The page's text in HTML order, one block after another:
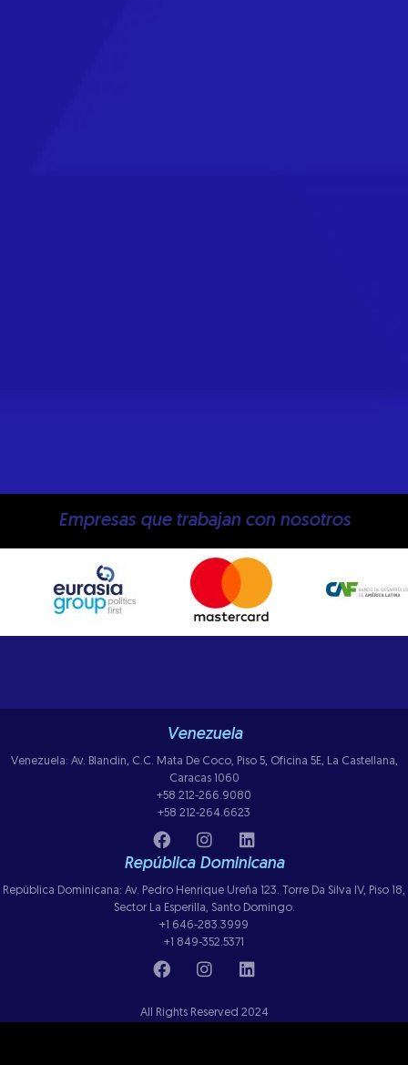
Empresas que trabajan con nosotros
Venezuela
Venezuela: Av. Blandin, C.C. Mata De Coco, Piso 5, Oficina 5E, La Castellana,
Caracas 1060
+58 212-266.9080
+58 212-264.6623
República Dominicana
República Dominicana: Av. Pedro Henrique Ureña 123. Torre Da Silva IV, Piso 18,
Sector La Esperilla, Santo Domingo.
+1 646-283.3999
+1 849-352.5371
All Rights Reserved 2024